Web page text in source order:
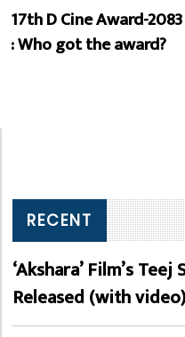
17th D Cine Award-2083
: Who got the award?
RECENT
‘Akshara’ Film’s
Released (with video)